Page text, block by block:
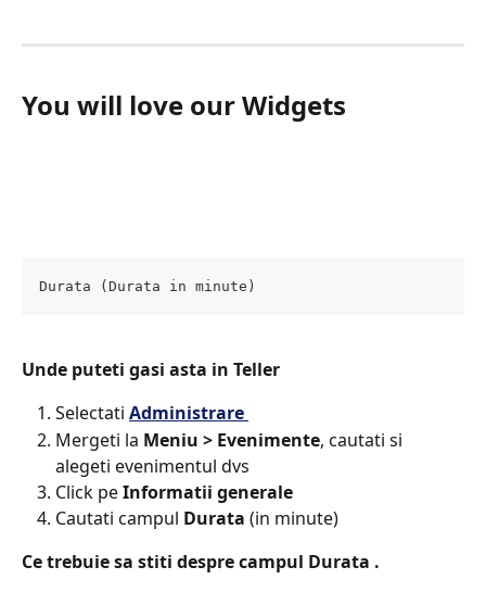
You will love our Widgets
Durata (Durata in minute)
Unde puteti gasi asta in Teller​
Selectati Administrare
Mergeti la Meniu > Evenimente, cautati si
alegeti evenimentul dvs
Click pe Informatii generale​
Cautati campul Durata (in minute)
Ce trebuie sa stiti despre campul Durata .​